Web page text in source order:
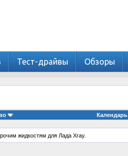
Тест-драйвы Обзоры
Календарь
жидкостям для Лада Xray.